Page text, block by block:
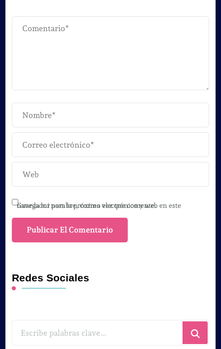
Guarda mi nombre, correo electrónico y web en este navegador para la próxima vez que comente.
Redes Sociales